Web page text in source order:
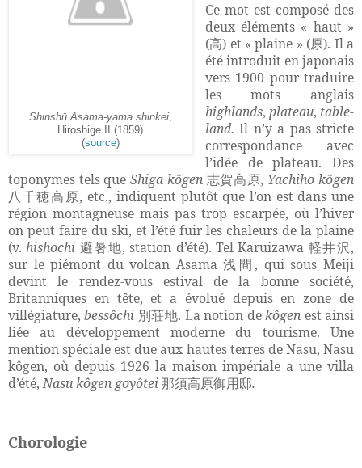
Shinshū Asama-yama shinkei,
Hiroshige II (1859)
(source)
Ce mot est composé des
deux éléments « haut »
(高) et « plaine » (原). Il a
été introduit en japonais
vers 1900 pour traduire
les mots anglais
highlands, plateau, table-
land.Il n’y a pas stricte
correspondance avec
l’idée de plateau. Des
toponymes tels queShiga kôgen 志賀高原, Yachiho kôgen
八千穂高原, etc., indiquent plutôt que l’on est dans une
région montagneuse mais pas trop escarpée, où l’hiver
on peut faire du ski, et l’été fuir les chaleurs de la plaine
(v.hishochi 避暑地, station d’été). Tel Karuizawa 軽井沢 ,
sur le piémont du volcan Asama浅間 , qui sous Meiji
devint le rendez-vous estival de la bonne société,
Britanniques en tête, et a évolué depuis en zone de
villégiature,bessôchi 別荘地. La notion dekôgen est ainsi
liée au développement moderne du tourisme. Une
mention spéciale est due aux hautes terres de Nasu, Nasu
kôgen, où depuis 1926 la maison impériale a une villa
d’été,Nasu kôgen goyôtei 那須高原御用邸.
Chorologie